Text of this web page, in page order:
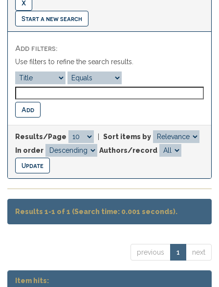
Start a new search
Add filters:
Use filters to refine the search results.
Results/Page
Sort items by
In order
Authors/record
Results 1-1 of 1 (Search time: 0.001 seconds).
previous 1 next
Item hits: